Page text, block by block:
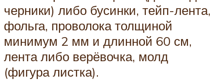
черники) либо бусинки, тейп-лента,
фольга, проволока толщиной
минимум 2 мм и длинной 60 см,
лента либо верёвочка, молд
(фигура листка).